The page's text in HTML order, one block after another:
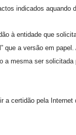
indicados aquando
à entidade que
que a versão em
a mesma ser
a certidão pela Internet